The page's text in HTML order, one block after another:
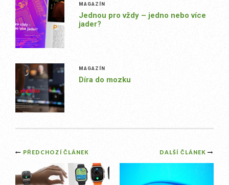
MAGAZÍN
Jednou pro vždy – jedno nebo více
jader?
MAGAZÍN
Díra do mozku
Post
navigation
DALŠÍ ČLÁNEK
PŘEDCHOZÍ ČLÁNEK